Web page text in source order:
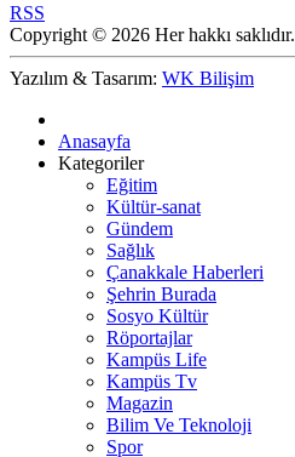
RSS
Copyright © 2026 Her hakkı saklıdır.
Yazılım & Tasarım: WK Bilişim
Anasayfa
Kategoriler
Eğitim
Kültür-sanat
Gündem
Sağlık
Çanakkale Haberleri
Şehrin Burada
Sosyo Kültür
Röportajlar
Kampüs Life
Kampüs Tv
Magazin
Bilim Ve Teknoloji
Spor